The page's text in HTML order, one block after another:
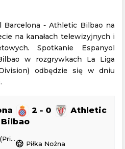
Barcelona - Athletic Bilbao na
na kanałach telewizyjnych i
Spotkanie Espanyol
w rozgrywkach La Liga
odbędzie się w dniu
2 - 0
Athletic
Bilbao
sports_soccer Piłka Nożna